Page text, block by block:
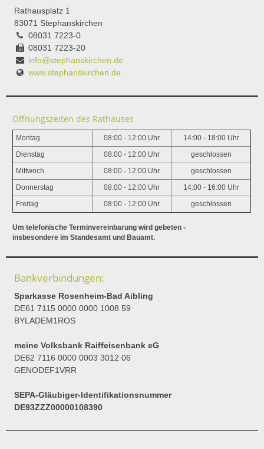
Rathausplatz 1
83071 Stephanskirchen
08031 7223-0
08031 7223-20
info@stephanskirchen.de
www.stephanskirchen.de
Öffnungszeiten des Rathauses
Montag 08:00 - 12:00 Uhr 14:00 - 18:00 Uhr
Dienstag 08:00 - 12:00 Uhr geschlossen
Mittwoch 08:00 - 12:00 Uhr geschlossen
Donnerstag 08:00 - 12:00 Uhr 14:00 - 16:00 Uhr
Freitag 08:00 - 12:00 Uhr geschlossen
Um telefonische Terminvereinbarung wird gebeten -
insbesondere im Standesamt und Bauamt.
Bankverbindungen:
Sparkasse Rosenheim-Bad Aibling
DE61 7115 0000 0000 1008 59
BYLADEM1ROS
meine Volksbank Raiffeisenbank eG
DE62 7116 0000 0003 3012 06
GENODEF1VRR
SEPA-Gläubiger-Identifikationsnummer
DE93ZZZ00000108390